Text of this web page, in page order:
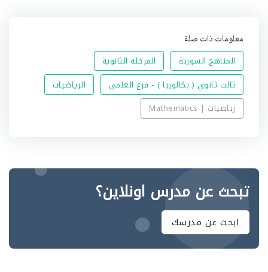
معلومات ذات صلة
المناهج السورية
المرحلة الثانوية
ثالث ثانوي ( بكالوريا ) - فرع العلمي
الرياضيات
رياضيات | Mathematics
تبحث عن مدرس اونلاين؟
ابحث عن مدرسك